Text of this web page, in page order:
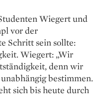
Wiegert und
vor der
Schritt sein sollte:
Wiegert: „Wir
denn wir
bestimmen.
sich bis heute durch